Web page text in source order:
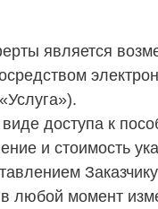
является
доступа к
и стоимость
любой момент